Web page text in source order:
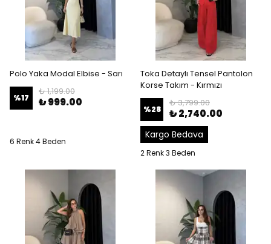
Polo Yaka Modal Elbise - Sarı
%17
₺ 1,199.00
₺ 999.00
6 Renk 4 Beden
Toka Detaylı Tensel Pantolon
Korse Takım - Kırmızı
%28
₺ 3,799.00
₺ 2,740.00
Kargo Bedava
2 Renk 3 Beden